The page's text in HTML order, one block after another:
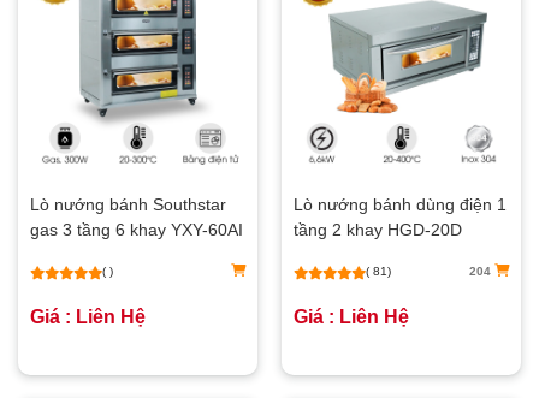
Lò nướng bánh Southstar
gas 3 tầng 6 khay YXY-60AI
( )
Giá : Liên Hệ
Lò nướng bánh dùng điện 1
tầng 2 khay HGD-20D
( 81) 204
Giá : Liên Hệ